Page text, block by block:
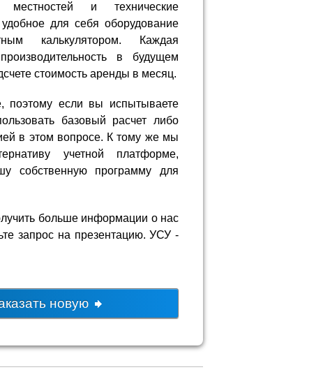
местностей и технические
для себя оборудование
калькулятором. Каждая
в будущем
стоимость аренды в месяц.
поэтому если вы испытываете
базовый расчет либо
в этом вопросе. К тому же мы
учетной платформе,
собственную программу для
больше информации о нас
запрос на презентацию. УСУ -
новую